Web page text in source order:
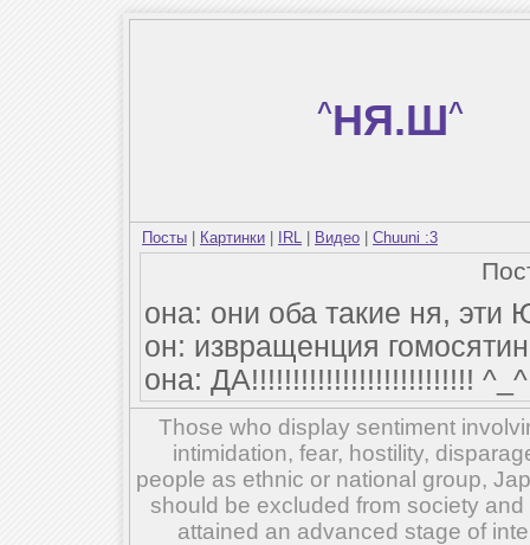
^НЯ.Ш^
Посты Картинки IRL Видео Chuuni :3
она: они оба такие ня,
он: извращенция
она: ДА!!!!!!!!!!!!!!!!!!!!!!!!!!! ^_^
Those who display sentiment
intimidation, fear, hostility,
people as ethnic or national group,
should be excluded from society
attained an advanced stage of